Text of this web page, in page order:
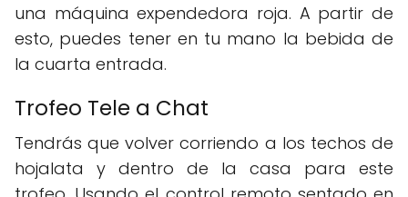
una máquina expendedora roja. A partir de
esto, puedes tener en tu mano la bebida de
la cuarta entrada.
Trofeo Tele a Chat
Tendrás que volver corriendo a los techos de
hojalata y dentro de la casa para este